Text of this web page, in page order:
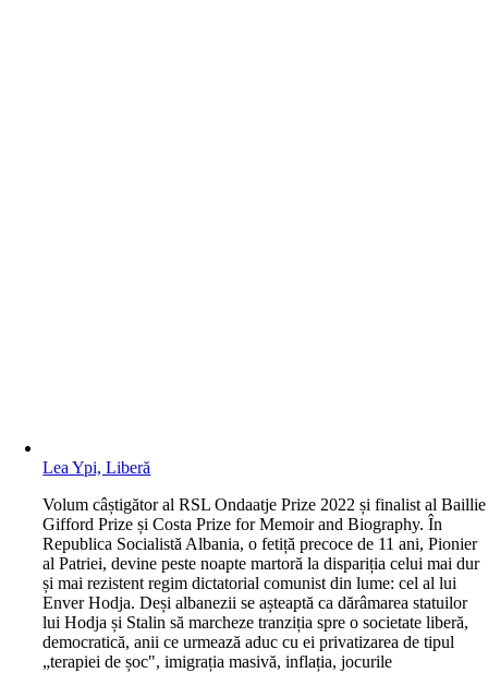
Lea Ypi, Liberă
Volum câștigător al RSL Ondaatje Prize 2022 și finalist al Baillie
Gifford Prize și Costa Prize for Memoir and Biography. În
Republica Socialistă Albania, o fetiță precoce de 11 ani, Pionier
al Patriei, devine peste noapte martoră la dispariția celui mai dur
și mai rezistent regim dictatorial comunist din lume: cel al lui
Enver Hodja. Deși albanezii se așteaptă ca dărâmarea statuilor
lui Hodja și Stalin să marcheze tranziția spre o societate liberă,
democratică, anii ce urmează aduc cu ei privatizarea de tipul
„terapiei de șoc", imigrația masivă, inflația, jocurile